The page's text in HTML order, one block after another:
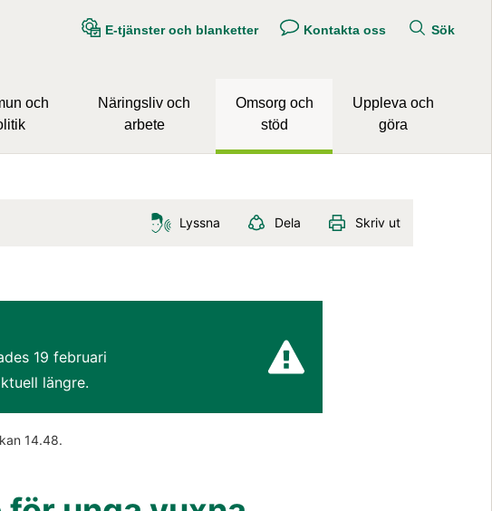
E-tjänster och blanketter Kontakta oss Sök
och
Näringsliv och
arbete
Omsorg och
stöd
Uppleva och
göra
Lyssna Dela Skriv ut
19 februari
längre.
14.48.